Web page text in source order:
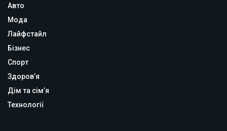
Авто
Мода
Лайфстайл
Бізнес
Спорт
Здоров’я
Дім та сім’я
Технології